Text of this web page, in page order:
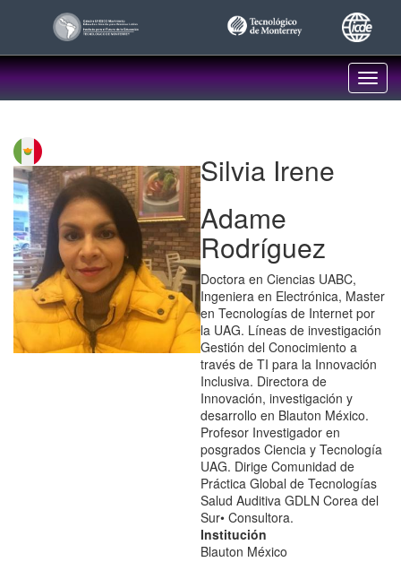
principal
Silvia Irene
Adame
Rodríguez
Doctora en Ciencias UABC,
Ingeniera en Electrónica, Master
en Tecnologías de Internet por
la UAG. Líneas de investigación
Gestión del Conocimiento a
través de TI para la Innovación
Inclusiva. Directora de
Innovación, investigación y
desarrollo en Blauton México.
Profesor Investigador en
posgrados Ciencia y Tecnología
UAG. Dirige Comunidad de
Práctica Global de Tecnologías
Salud Auditiva GDLN Corea del
Sur• Consultora.
Institución
Blauton México